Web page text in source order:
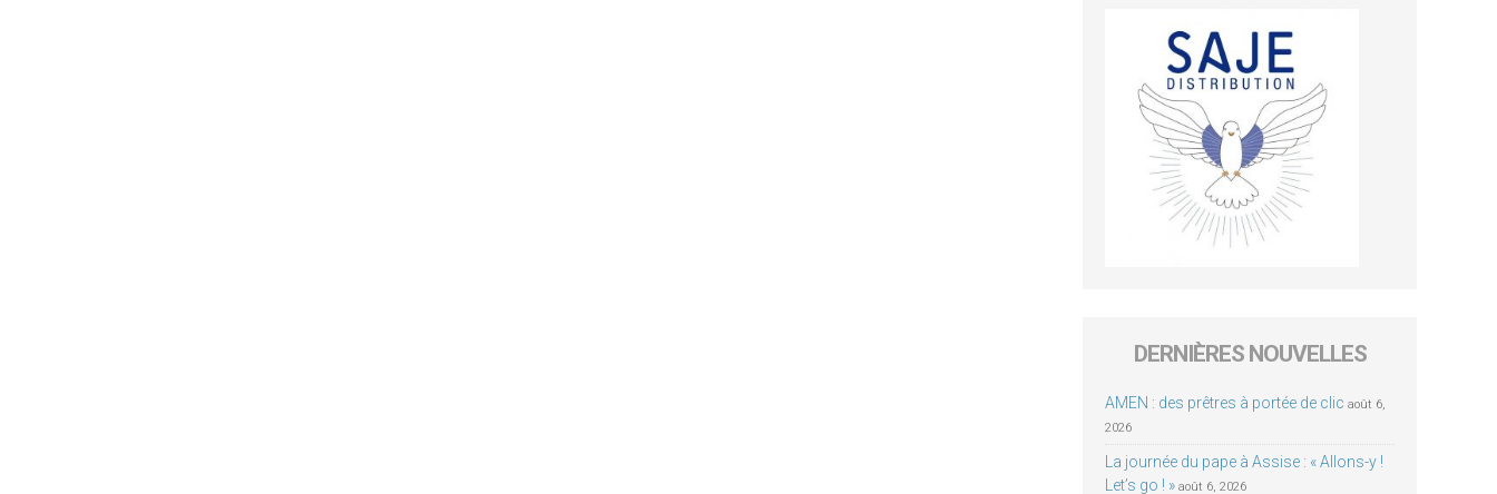
DERNIÈRES NOUVELLES
AMEN : des prêtres à portée de clic août 6,
2026
La journée du pape à Assise : « Allons-y !
Let’s go ! » août 6, 2026